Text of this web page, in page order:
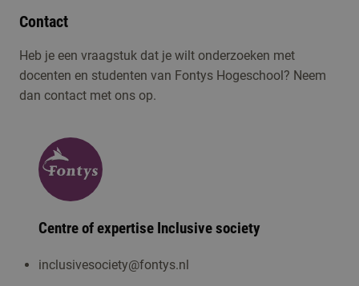
Contact
Heb je een vraagstuk dat je wilt onderzoeken met
docenten en studenten van Fontys Hogeschool? Neem
dan contact met ons op.
Centre of expertise Inclusive society
inclusivesociety@fontys.nl